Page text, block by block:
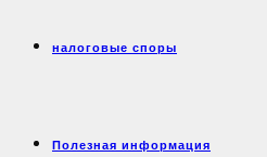
налоговые споры
Полезная информация